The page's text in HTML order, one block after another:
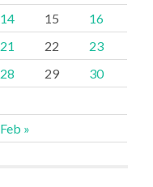
Feb »
14 15
16
21 22
23
28 29
30